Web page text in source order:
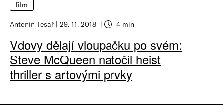
film
Antonín Tesař 29. 11. 2018 4 min
Vdovy dělají vloupačku po svém:
Steve McQueen natočil heist
thriller s artovými prvky